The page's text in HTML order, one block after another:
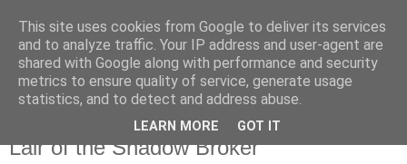
štvrtok 9. septembra 2010
Lair of the Shadow Broker
This site uses cookies from Google to deliver its services
and to analyze traffic. Your IP address and user-agent are
shared with Google along with performance and security
metrics to ensure quality of service, generate usage
statistics, and to detect and address abuse.
LEARN MORE GOT IT